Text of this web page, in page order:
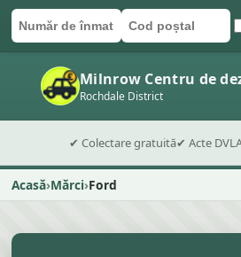
Număr de
Cod poștal
Trimite formularul
Rochdale District
✔ Colectare gratuită✔ Acte
Acasă Mărci Ford